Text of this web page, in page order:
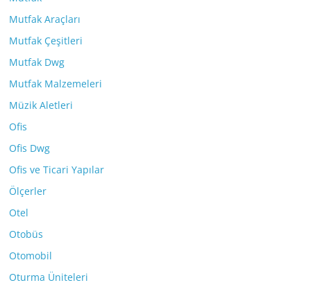
Mutfak Araçları
Mutfak Çeşitleri
Mutfak Dwg
Mutfak Malzemeleri
Müzik Aletleri
Ofis
Ofis Dwg
Ofis ve Ticari Yapılar
Ölçerler
Otel
Otobüs
Otomobil
Oturma Üniteleri